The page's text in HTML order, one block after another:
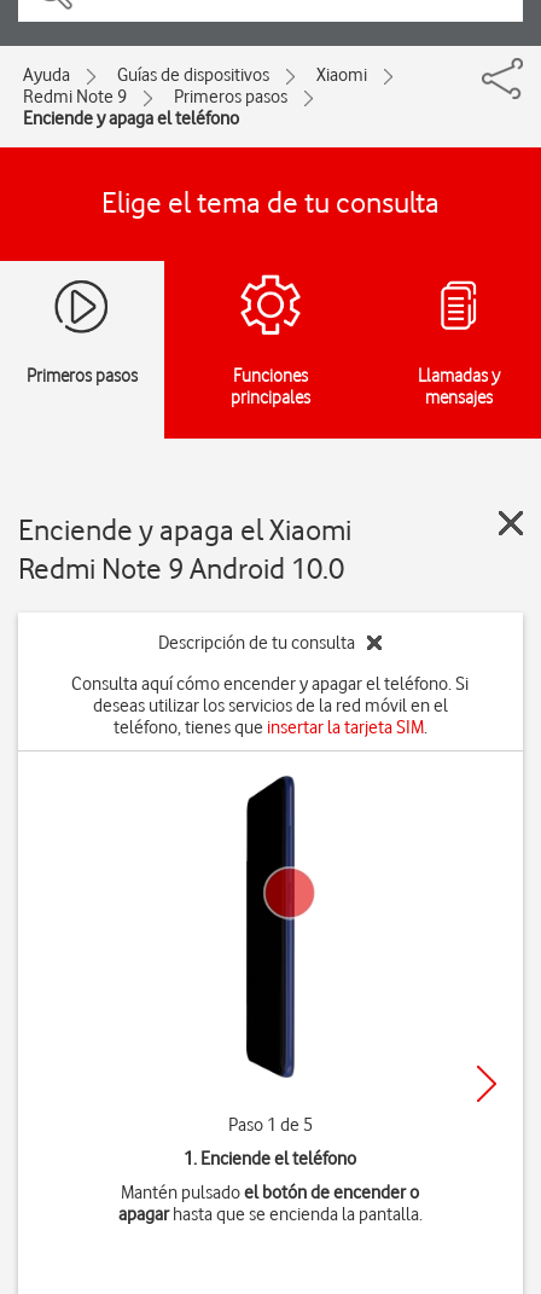
Ayuda Guías de dispositivos
Xiaomi
Redmi Note 9
Primeros pasos
Enciende y apaga el teléfono
Elige el tema de tu consulta
Primeros pasos
Funciones
principales
Llamadas y
mensajes
Enciende y apaga el Xiaomi
Redmi Note 9 Android 10.0
Descripción de tu consulta
Consulta aquí cómo encender y apagar el teléfono. Si
deseas utilizar los servicios de la red móvil en el
teléfono, tienes que insertar la tarjeta SIM.
Paso 1 de 5
1. Enciende el teléfono
Mantén pulsadoel botón de encender o
apagarhasta que se encienda la pantalla.